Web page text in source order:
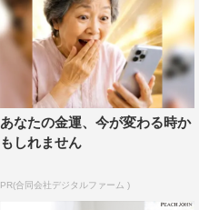
あなたの金運、今が変わる時か
もしれません
PR(合同会社デジタルファーム )